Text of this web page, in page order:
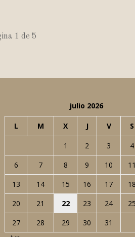
1 de 5
julio 2026
L M X J V S
1 2 3 4
6
7 8 9 10 11
13
14 15 16 17 18
20
21 22 23 24 25
27
28 29 30
31